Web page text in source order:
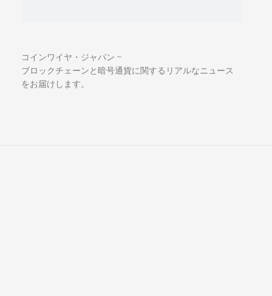
コインワイヤ・ジャパン –
ブロックチェーンと暗号通貨に関するリアルなニュース
をお届けします。